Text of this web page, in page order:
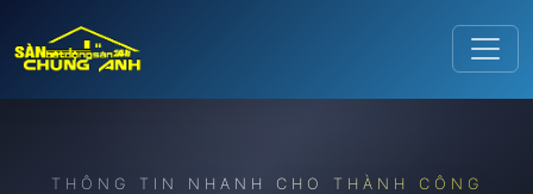
THÔNG TIN NHANH CHO THÀNH CÔNG